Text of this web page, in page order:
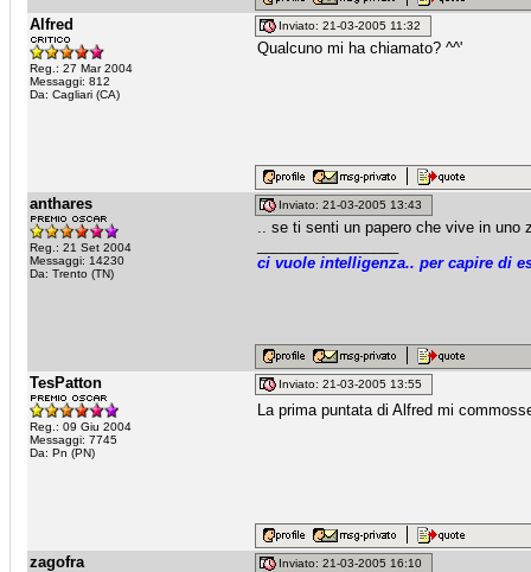
Alfred
Reg.: 27 Mar 2004
Messaggi: 812
Da: Cagliari (CA)
Inviato: 21-03-2005 11:32
Qualcuno mi ha chiamato? ^^'
anthares
Reg.: 21 Set 2004
Messaggi: 14230
Da: Trento (TN)
Inviato: 21-03-2005 13:43
.. se ti senti un papero che vive in uno
ci vuole intelligenza.. per capire di
TesPatton
Reg.: 09 Giu 2004
Messaggi: 7745
Da: Pn (PN)
Inviato: 21-03-2005 13:55
La prima puntata di Alfred mi
zagofra Inviato: 21-03-2005 16:10